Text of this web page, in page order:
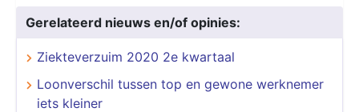
Gerelateerd nieuws en/of opinies:
Ziekteverzuim 2020 2e kwartaal
Loonverschil tussen top en gewone werknemer
iets kleiner